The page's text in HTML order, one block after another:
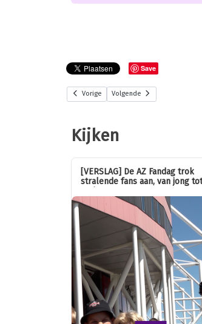
Save
Vorige Volgende
Kijken
[VERSLAG] De AZ Fandag trok
stralende fans aan, van jong tot